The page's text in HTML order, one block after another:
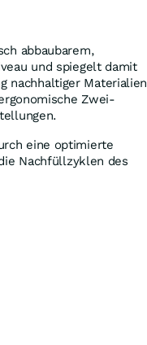
abbaubarem,
und spiegelt damit
nachhaltiger Materialien
Zwei-
eine optimierte
Nachfüllzyklen des